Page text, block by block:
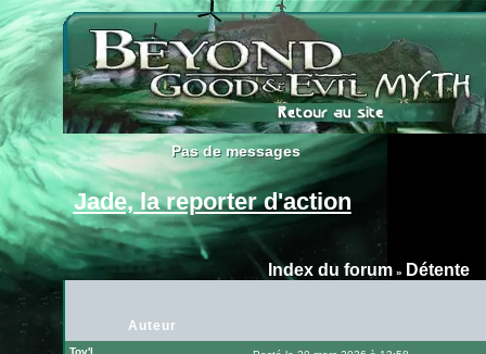
Pas de messages
Pas de messages
Jade, la reporter d'action
Index du forum» Détente
Auteur
Toy'l